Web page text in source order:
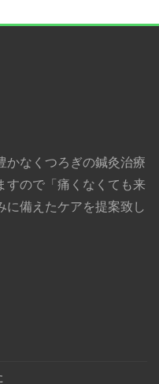
かなくつろぎの鍼灸治療
すので「痛くなくても来
に備えたケアを提案致し